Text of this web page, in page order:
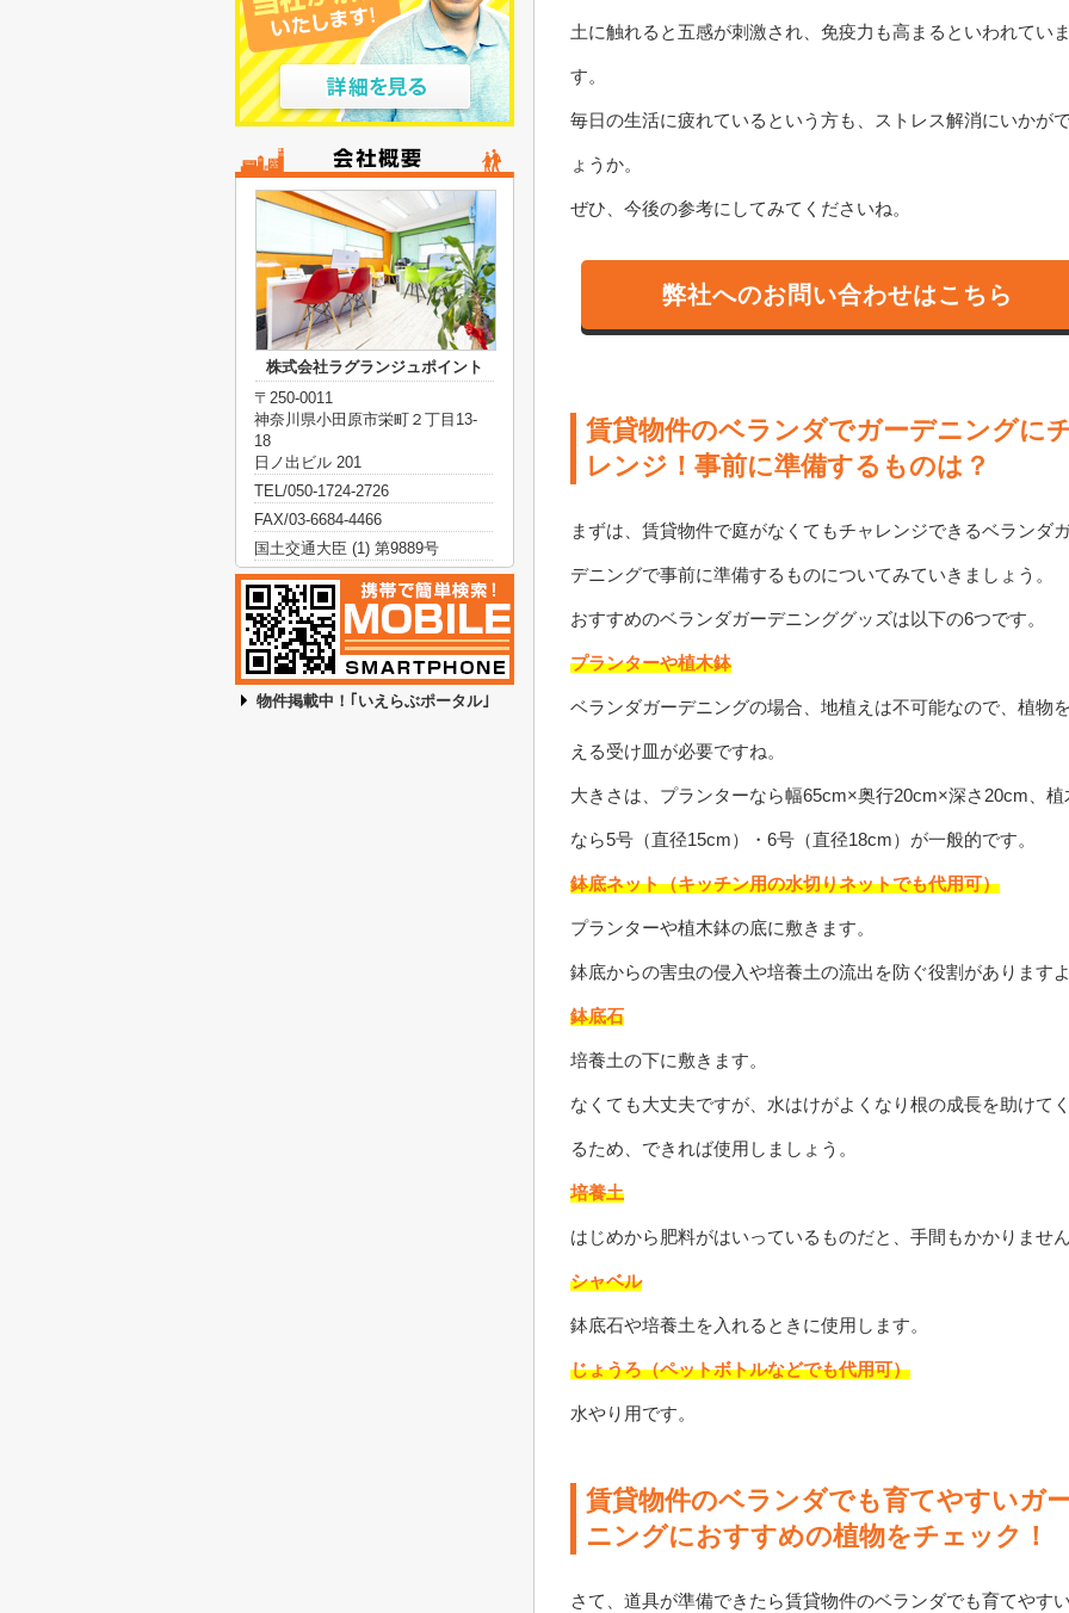
土に触れると五感が刺激され、免疫力も高まるといわれていま
す。
毎日の生活に疲れているという方も、ストレス解消にいかが
ょうか。
ぜひ、今後の参考にしてみてくださいね。
弊社へのお問い合わせはこちら
賃貸物件のベランダでガーデニングに
レンジ！事前に準備するものは？
まずは、賃貸物件で庭がなくてもチャレンジできるベランダ
デニングで事前に準備するものについてみていきましょう。
おすすめのベランダガーデニンググッズは以下の6つです。
プランターや植木鉢
ベランダガーデニングの場合、地植えは不可能なので、植物
える受け皿が必要ですね。
大きさは、プランターなら幅65cm×奥行20cm×深さ20cm、植
なら5号（直径15cm）・6号（直径18cm）が一般的です。
鉢底ネット（キッチン用の水切りネットでも代用可）
プランターや植木鉢の底に敷きます。
鉢底からの害虫の侵入や培養土の流出を防ぐ役割がありますよ
鉢底石
培養土の下に敷きます。
なくても大丈夫ですが、水はけがよくなり根の成長を助けて
るため、できれば使用しましょう。
培養土
はじめから肥料がはいっているものだと、手間もかかりません
シャベル
鉢底石や培養土を入れるときに使用します。
じょうろ（ペットボトルなどでも代用可）
水やり用です。
賃貸物件のベランダでも育てやすいガ
ニングにおすすめの植物をチェック！
さて、道具が準備できたら賃貸物件のベランダでも育てやす
株式会社ラグランジュポイント
〒250-0011
神奈川県小田原市栄町２丁目13-
18
日ノ出ビル 201
TEL/050-1724-2726
FAX/03-6684-4466
国土交通大臣 (1) 第9889号
物件掲載中！｢いえらぶポータル｣